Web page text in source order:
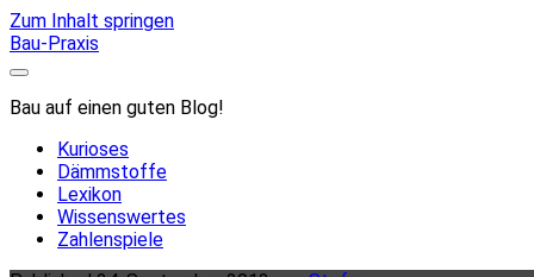
Zum Inhalt springen
Bau-Praxis
Bau auf einen guten Blog!
Kurioses
Dämmstoffe
Lexikon
Wissenswertes
Zahlenspiele